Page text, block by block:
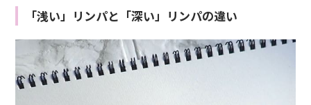
「浅い」リンパと「深い」リンパの違い